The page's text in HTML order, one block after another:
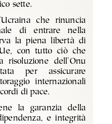
sette.
che rinuncia
di entrare nella
la piena libertà di
con tutto ciò che
risoluzione dell’Onu
per assicurare
internazionali
di pace.
la garanzia della
e integrità